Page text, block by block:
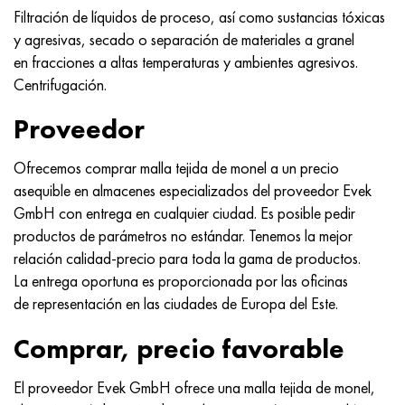
Filtración de líquidos de proceso, así como sustancias tóxicas
y agresivas, secado o separación de materiales a granel
en fracciones a altas temperaturas y ambientes agresivos.
Centrifugación.
Proveedor
Ofrecemos comprar malla tejida de monel a un precio
asequible en almacenes especializados del proveedor Evek
GmbH con entrega en cualquier ciudad. Es posible pedir
productos de parámetros no estándar. Tenemos la mejor
relación calidad-precio para toda la gama de productos.
La entrega oportuna es proporcionada por las oficinas
de representación en las ciudades de Europa del Este.
Comprar, precio favorable
El proveedor Evek GmbH ofrece una malla tejida de monel,
Incotherm
incotest
Jette M152
Cobalto 6B
maraging 250
René 41
Maraging 300
47ND
47НХР
49KF
49K2F, 49K2FA-VI
Aleación 50N
Aleación 50NP
50NHS
HN62VMYUT
HN62MVKYU
HN63MB
XN65VM
KhN65VMTYu
KhN67MVTYu
KhN68VKTYU
KhN70VMTYu
VT-35
PT-1M
PT-3V
PT-7M
2B
SPT-2 sv
A LAS 3
1.4466 - AISI 310MoLn
Aleación Al6xn
15-7Ph® - 1.4532
PH 13-8 meses - 1.4534
1.4542 - 17-4Ph®
Custom 455® - 1.4543 - uns s45500
1.4545 - 15-5Ph®
1.4550 - AISI 347
10X17H13M3T
10X18N18Yu4D
11X11N2V2MF
12Х18Н9Т
13X11N2V2MF
15x11mf
15х12vnmf
15X16K5N2MVFAB
2,0872, CuNi10Fe1Mn, Cw352h
Bronce aluminio silicio
CW301G, C64200
bronce de silicio
C65500, CuAl11Fe3
C65620, CuSi3Fe2Zn3
C65100, CuSi1.5
c92200, CuSn6Zn4Pb2
latón rojo
C84400, CuSn2ZnPb
C83600, CuSn5ZnPb
45G2, 45g2, AISI 1144
Aleación de acero estructural
10g2, 10g2, AISI 1513
12X2H4A, 15NiCr13, 1.5752
AC14, 11SMnPb30
20G, 20mn5
20XH3A, AISI 4320, 20hn3a
25KhGM, 20CrMo5, 1.7264
Р6М5, 1.3343, hs6-5-2, sw7m
Р6М5К5, 1.3243, hs6-5-2-5
R6M5F3, 1.3344, hs6-5-3
9М4К8,1.3207
R12F3, 1.3318, sw12
P18, 1,3355, hs18-0-1, sw18
Acero carbono
11G12, 110G13L, X120Mn12